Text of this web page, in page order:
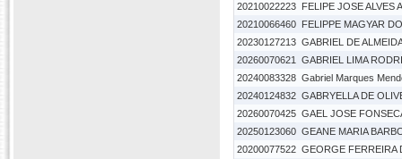
20210022223 FELIPE JOSE ALVES
20210066460 FELIPPE MAGYAR
20230127213 GABRIEL DE
20260070621
GABRIEL LIMA
20240083328 Gabriel Marques
20240124832 GABRYELLA DE
20260070425 GAEL JOSE
20250123060 GEANE MARIA
20200077522 GEORGE FERREIRA